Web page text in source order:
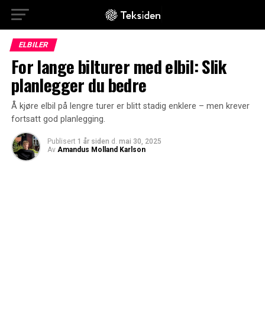
ELBILER
For lange bilturer med elbil: Slik
planlegger du bedre
Å kjøre elbil på lengre turer er blitt stadig enklere – men krever
fortsatt god planlegging.
Publisert 1 år siden d. mai 30, 2025
Av Amandus Molland Karlson